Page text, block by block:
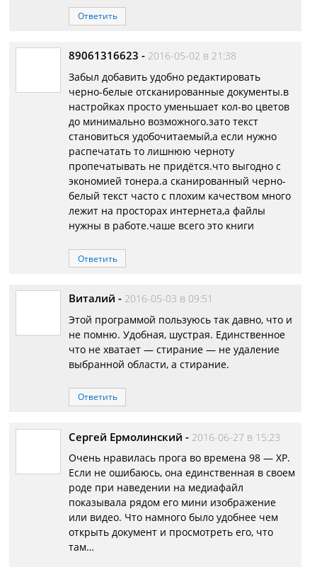
Ответить
89061316623 - 2016-05-02 в 21:38
Забыл добавить удобно редактировать
черно-белые отсканированные документы.в
настройках просто уменьшает кол-во цветов
до минимально возможного.зато текст
становиться удобочитаемый,а если нужно
распечатать то лишнюю черноту
пропечатывать не придётся.что выгодно с
экономией тонера.а сканированный черно-
белый текст часто с плохим качеством много
лежит на просторах интернета,а файлы
нужны в работе.чаше всего это книги
Ответить
Виталий - 2016-05-03 в 09:51
Этой программой пользуюсь так давно, что и
не помню. Удобная, шустрая. Единственное
что не хватает — стирание — не удаление
выбранной области, а стирание.
Ответить
Сергей Ермолинский - 2016-06-27 в 15:23
Очень нравилась прога во времена 98 — XP.
Если не ошибаюсь, она единственная в своем
роде при наведении на медиафайл
показывала рядом его мини изображение
или видео. Что намного было удобнее чем
открыть документ и просмотреть его, что
там…